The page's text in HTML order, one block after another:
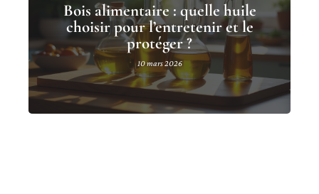
Bois alimentaire : quelle huile
choisir pour l’entretenir et le
protéger ?
10 mars 2026